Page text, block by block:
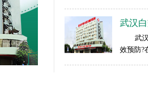
武汉
武汉
效预防?